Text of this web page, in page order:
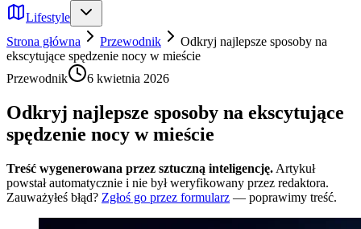
Lifestyle
Strona główna
Przewodnik
Odkryj najlepsze sposoby na
ekscytujące spędzenie nocy w mieście
Przewodnik
6 kwietnia 2026
Odkryj najlepsze sposoby na ekscytujące
spędzenie nocy w mieście
Treść wygenerowana przez sztuczną inteligencję. Artykuł
powstał automatycznie i nie był weryfikowany przez redaktora.
Zauważyłeś błąd? Zgłoś go przez formularz — poprawimy treść.